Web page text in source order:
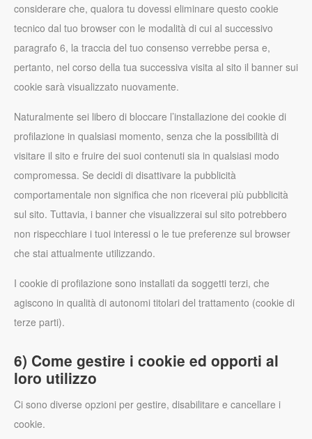
considerare che, qualora tu dovessi eliminare questo cookie
tecnico dal tuo browser con le modalità di cui al successivo
paragrafo 6, la traccia del tuo consenso verrebbe persa e,
pertanto, nel corso della tua successiva visita al sito il banner sui
cookie sarà visualizzato nuovamente.
Naturalmente sei libero di bloccare l’installazione dei cookie di
profilazione in qualsiasi momento, senza che la possibilità di
visitare il sito e fruire dei suoi contenuti sia in qualsiasi modo
compromessa. Se decidi di disattivare la pubblicità
comportamentale non significa che non riceverai più pubblicità
sul sito. Tuttavia, i banner che visualizzerai sul sito potrebbero
non rispecchiare i tuoi interessi o le tue preferenze sul browser
che stai attualmente utilizzando.
I cookie di profilazione sono installati da soggetti terzi, che
agiscono in qualità di autonomi titolari del trattamento (cookie di
terze parti).
6) Come gestire i cookie ed opporti al
loro utilizzo
Ci sono diverse opzioni per gestire, disabilitare e cancellare i
cookie.